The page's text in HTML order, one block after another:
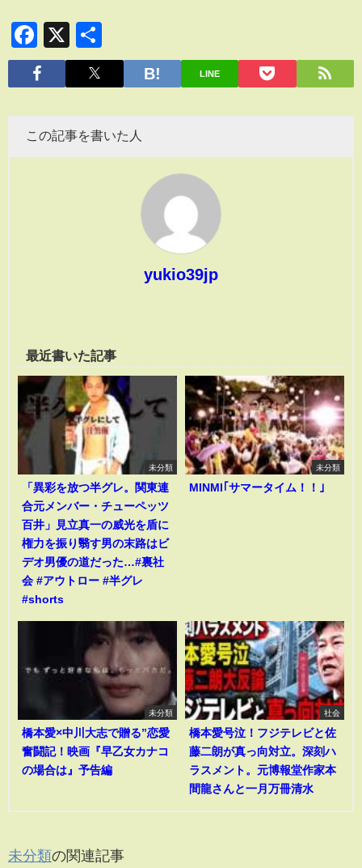
Facebook
X
有
LINE
この記事を書いた人
yukio39jp
最近書いた記事
未分類
「異彩を放つ半グレ。関東連
合元メンバー・チューペッツ
百井」見立真一の威光を盾に
権力を振り翳す男の末路はビ
デオ男優の道だった…#裏社
会 #アウトロー #半グレ
#shorts
未分類
MINMI｢サマータイム！！｣
未分類
橋本愛×中川大志で贈る”恋愛
奮闘記！映画『早乙女カナコ
の場合は』予告編
社会
橋本愛号泣！フジテレビと佐
藤二朗が真っ向対立。深刻ハ
ラスメント。元博報堂作家本
間龍さんと一月万冊清水
未分類の関連記事